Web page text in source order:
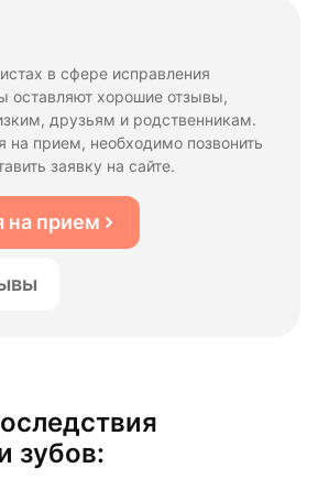
в сфере исправления
оставляют хорошие отзывы,
друзьям и родственникам.
на прием, необходимо позвонить
заявку на сайте.
на прием
зубов: